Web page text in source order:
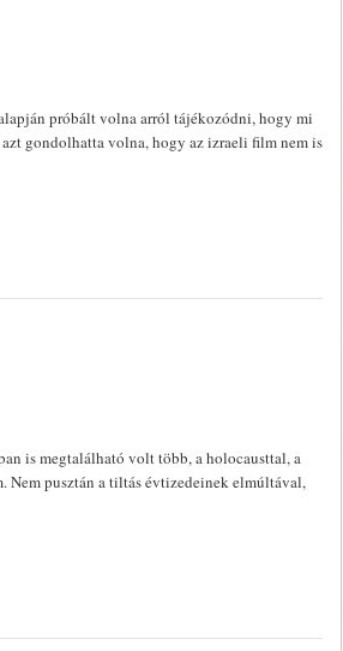
próbált volna arról tájéko­zódni, hogy mi
gondolhatta volna, hogy az izra­eli film nem is
is megtalálható volt több, a holocausttal, a
Nem pusztán a tiltás évtizedeinek elmúltával,